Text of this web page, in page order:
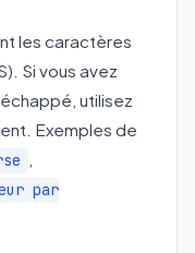
les caractères
Si vous avez
utilisez
Exemples de
par